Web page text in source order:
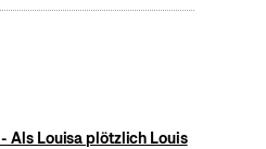
Als Louisa plötzlich Louis